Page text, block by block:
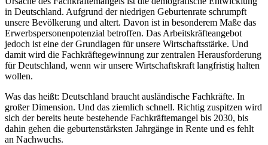
in Deutschland. Aufgrund der niedrigen Geburtenrate schrumpft
unsere Bevölkerung und altert. Davon ist in besonderem Maße das
Erwerbspersonenpotenzial betroffen. Das Arbeitskräfteangebot
jedoch ist eine der Grundlagen für unsere Wirtschaftsstärke. Und
damit wird die Fachkräftegewinnung zur zentralen Herausforderung
für Deutschland, wenn wir unsere Wirtschaftskraft langfristig halten
wollen.
Was das heißt: Deutschland braucht ausländische Fachkräfte. In
großer Dimension. Und das ziemlich schnell. Richtig zuspitzen wird
sich der bereits heute bestehende Fachkräftemangel bis 2030, bis
dahin gehen die geburtenstärksten Jahrgänge in Rente und es fehlt
an Nachwuchs.